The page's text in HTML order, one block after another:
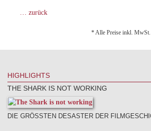
… zurück
* Alle Preise inkl.
HIGHLIGHTS
THE SHARK IS NOT WORKING
DIE GRÖSSTEN DESASTER DER